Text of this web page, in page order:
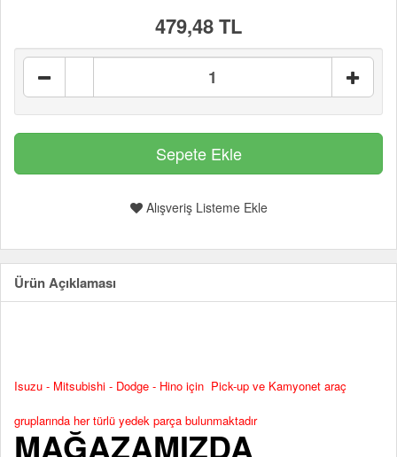
479,48 TL
Alışveriş Listeme Ekle
Ürün Açıklaması
Isuzu - Mitsubishi - Dodge - Hino için Pick-up ve Kamyonet araç
gruplarında her türlü yedek parça bulunmaktadır
MAĞAZAMIZDA